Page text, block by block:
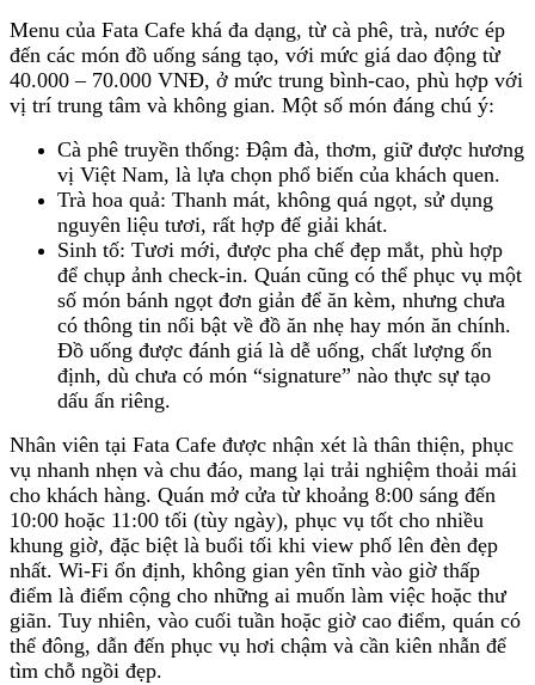
Menu của Fata Cafe khá đa dạng, từ cà phê, trà, nước ép
đến các món đồ uống sáng tạo, với mức giá dao động từ
40.000 – 70.000 VNĐ, ở mức trung bình-cao, phù hợp với
vị trí trung tâm và không gian. Một số món đáng chú ý:
Cà phê truyền thống: Đậm đà, thơm, giữ được hương
vị Việt Nam, là lựa chọn phổ biến của khách quen.
Trà hoa quả: Thanh mát, không quá ngọt, sử dụng
nguyên liệu tươi, rất hợp để giải khát.
Sinh tố: Tươi mới, được pha chế đẹp mắt, phù hợp
để chụp ảnh check-in. Quán cũng có thể phục vụ một
số món bánh ngọt đơn giản để ăn kèm, nhưng chưa
có thông tin nổi bật về đồ ăn nhẹ hay món ăn chính.
Đồ uống được đánh giá là dễ uống, chất lượng ổn
định, dù chưa có món “signature” nào thực sự tạo
dấu ấn riêng.
Nhân viên tại Fata Cafe được nhận xét là thân thiện, phục
vụ nhanh nhẹn và chu đáo, mang lại trải nghiệm thoải mái
cho khách hàng. Quán mở cửa từ khoảng 8:00 sáng đến
10:00 hoặc 11:00 tối (tùy ngày), phục vụ tốt cho nhiều
khung giờ, đặc biệt là buổi tối khi view phố lên đèn đẹp
nhất. Wi-Fi ổn định, không gian yên tĩnh vào giờ thấp
điểm là điểm cộng cho những ai muốn làm việc hoặc thư
giãn. Tuy nhiên, vào cuối tuần hoặc giờ cao điểm, quán có
thể đông, dẫn đến phục vụ hơi chậm và cần kiên nhẫn để
tìm chỗ ngồi đẹp.